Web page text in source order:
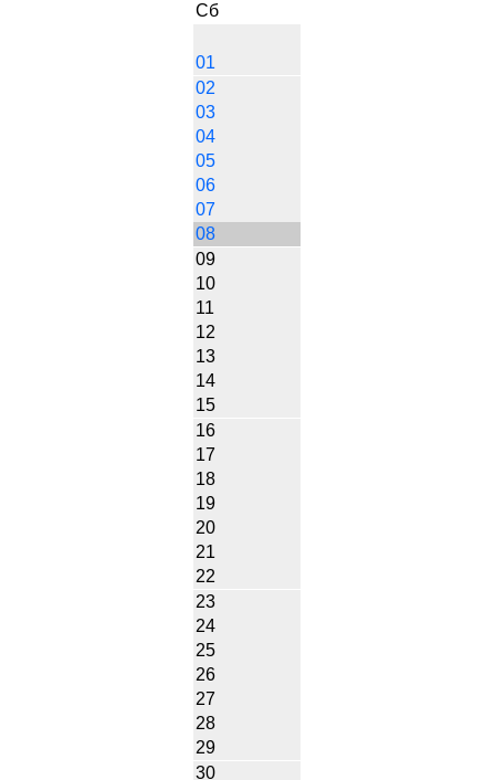
Сб
01
02
03
04
05
06
07
08
09
10
11
12
13
14
15
16
17
18
19
20
21
22
23
24
25
26
27
28
29
30